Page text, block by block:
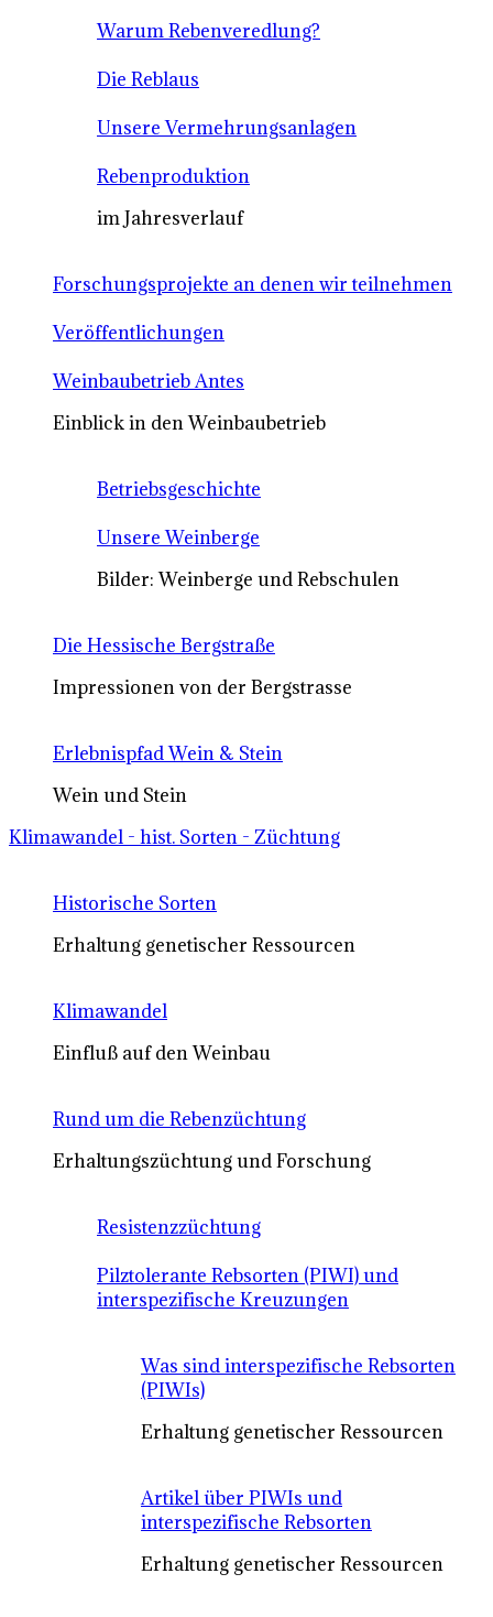
Warum Rebenveredlung?
Die Reblaus
Unsere Vermehrungsanlagen
Rebenproduktion
im Jahresverlauf
Forschungsprojekte an denen wir teilnehmen
Veröffentlichungen
Weinbaubetrieb Antes
Einblick in den Weinbaubetrieb
Betriebsgeschichte
Unsere Weinberge
Bilder: Weinberge und Rebschulen
Die Hessische Bergstraße
Impressionen von der Bergstrasse
Erlebnispfad Wein & Stein
Wein und Stein
Klimawandel - hist. Sorten - Züchtung
Historische Sorten
Erhaltung genetischer Ressourcen
Klimawandel
Einfluß auf den Weinbau
Rund um die Rebenzüchtung
Erhaltungszüchtung und Forschung
Resistenzzüchtung
Pilztolerante Rebsorten (PIWI) und
interspezifische Kreuzungen
Was sind interspezifische Rebsorten
(PIWIs)
Erhaltung genetischer Ressourcen
Artikel über PIWIs und
interspezifische Rebsorten
Erhaltung genetischer Ressourcen